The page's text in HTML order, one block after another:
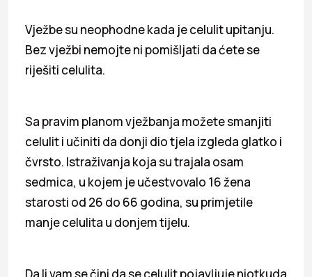
Vježbe su neophodne kada je celulit upitanju.
Bez vježbi nemojte ni pomišljati da ćete se
riješiti celulita.
Sa pravim planom vježbanja možete smanjiti
celulit i učiniti da donji dio tjela izgleda glatko i
čvrsto. Istraživanja koja su trajala osam
sedmica, u kojem je učestvovalo 16 žena
starosti od 26 do 66 godina, su primjetile
manje celulita u donjem tijelu.
Da li vam se čini da se celulit pojavljuje niotkuda